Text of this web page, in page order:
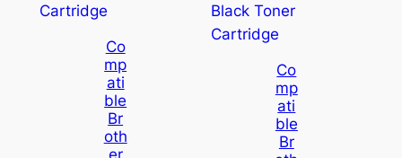
Co
Mp
Ati
Ble
Br
Oth
Er
Co
Mp
Ati
Ble
Br